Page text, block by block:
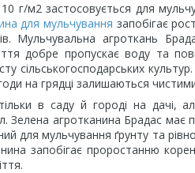
г/м2 застосовується для
для мульчування запобігає
Мульчувальна агроткань
добре пропускає воду та
сільськогосподарських
на грядці залишаються
в саду й городі на дачі,
Зелена агротканина Брадас
для мульчування ґрунту та
запобігає проростанню